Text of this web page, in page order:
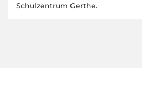
Schulzentrum Gerthe.